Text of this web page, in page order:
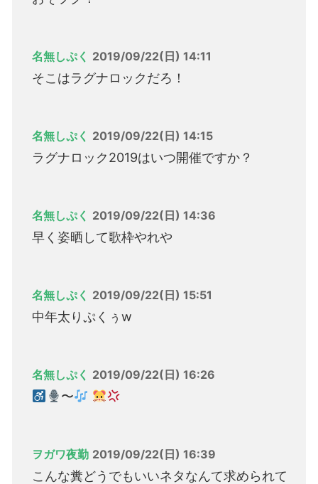
名無しぷく 2019/09/22(日) 14:11
そこはラグナロックだろ！
名無しぷく 2019/09/22(日) 14:15
ラグナロック2019はいつ開催ですか？
名無しぷく 2019/09/22(日) 14:36
早く姿晒して歌枠やれや
名無しぷく 2019/09/22(日) 15:51
中年太りぷくぅw
名無しぷく 2019/09/22(日) 16:26
〜
ヲガワ夜勤 2019/09/22(日) 16:39
こんな糞どうでもいいネタなんて求められて